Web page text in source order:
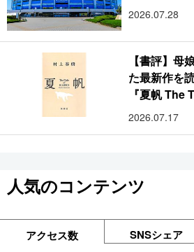
2026.07.28
【書評】母
た最新作を
『夏帆 The
2026.07.17
人気のコンテンツ
アクセス数 SNSシェア